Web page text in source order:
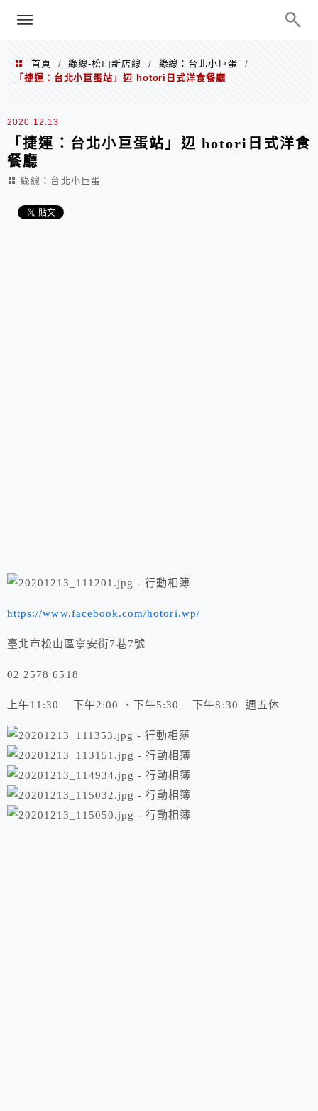
巧、世界走透透
menu
首頁 / 綠線-松山新店線 / 綠線：台北小巨蛋
/
「捷運：台北小巨蛋站」辺 hotori日式洋食餐廳
2020.12.13
「捷運：台北小巨蛋站」辺 hotori日式洋食
餐廳
綠線：台北小巨蛋
https://www.facebook.com/hotori.wp/
臺北市松山區寧安街7巷7號
02 2578 6518
上午11:30 – 下午2:00 、下午5:30 – 下午8:30 週五休